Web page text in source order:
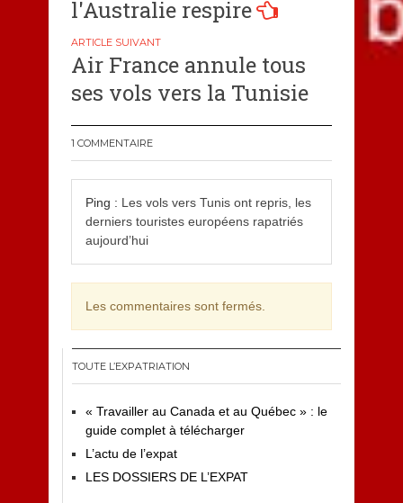
l’article
l'Australie respire
Air France annule tous
ses vols vers la Tunisie
1 COMMENTAIRE
Ping : Les vols vers Tunis ont repris, les
derniers touristes européens rapatriés
aujourd’hui
Les commentaires sont fermés.
TOUTE L’EXPATRIATION
« Travailler au Canada et au Québec » : le
guide complet à télécharger
L’actu de l’expat
LES DOSSIERS DE L’EXPAT